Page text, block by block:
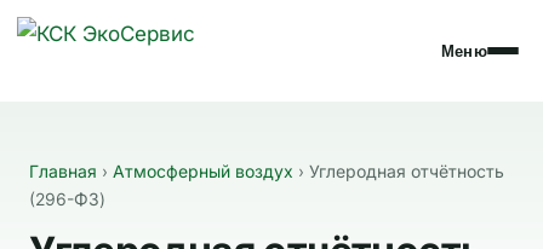
Меню
Главная › Атмосферный воздух › Углеродная отчётность
(296-ФЗ)